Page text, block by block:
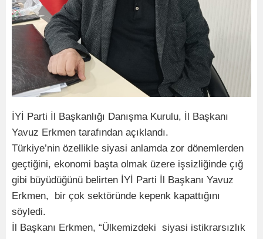
İYİ Parti İl Başkanlığı Danışma Kurulu, İl Başkanı
Yavuz Erkmen tarafından açıklandı.
Türkiye’nin özellikle siyasi anlamda zor dönemlerden
geçtiğini, ekonomi başta olmak üzere işsizliğinde çığ
gibi büyüdüğünü belirten İYİ Parti İl Başkanı Yavuz
Erkmen, bir çok sektöründe kepenk kapattığını
söyledi.
İl Başkanı Erkmen, “Ülkemizdeki siyasi istikrarsızlık